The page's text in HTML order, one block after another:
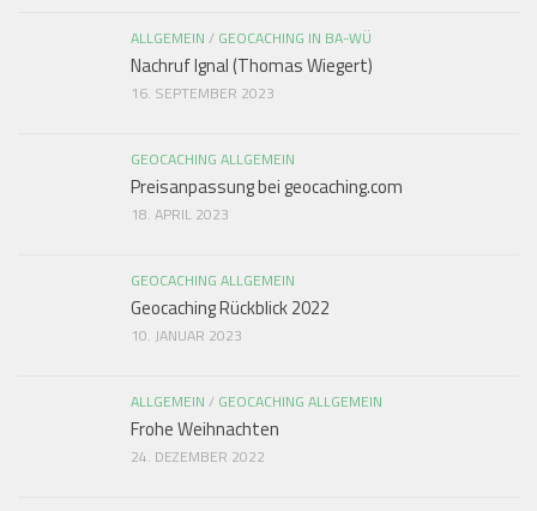
ALLGEMEIN / GEOCACHING IN BA-WÜ
Nachruf Ignal (Thomas Wiegert)
16. SEPTEMBER 2023
GEOCACHING ALLGEMEIN
Preisanpassung bei geocaching.com
18. APRIL 2023
GEOCACHING ALLGEMEIN
Geocaching Rückblick 2022
10. JANUAR 2023
ALLGEMEIN / GEOCACHING ALLGEMEIN
Frohe Weihnachten
24. DEZEMBER 2022